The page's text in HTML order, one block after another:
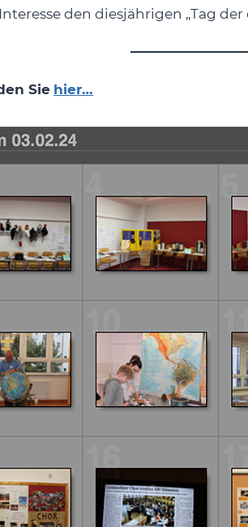
den diesjährigen „Tag
Sie hier…